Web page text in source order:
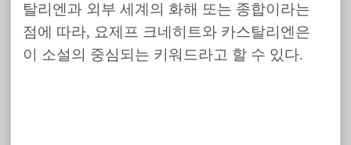
탈리엔과 외부 세계의 화해 또는 종합이라는
점에 따라, 요제프 크네히트와 카스탈리엔은
이 소설의 중심되는 키워드라고 할 수 있다.